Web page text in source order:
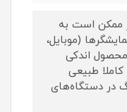
ممکن است به
(موبایل،
اندکی
طبیعی
در دستگاه‌های